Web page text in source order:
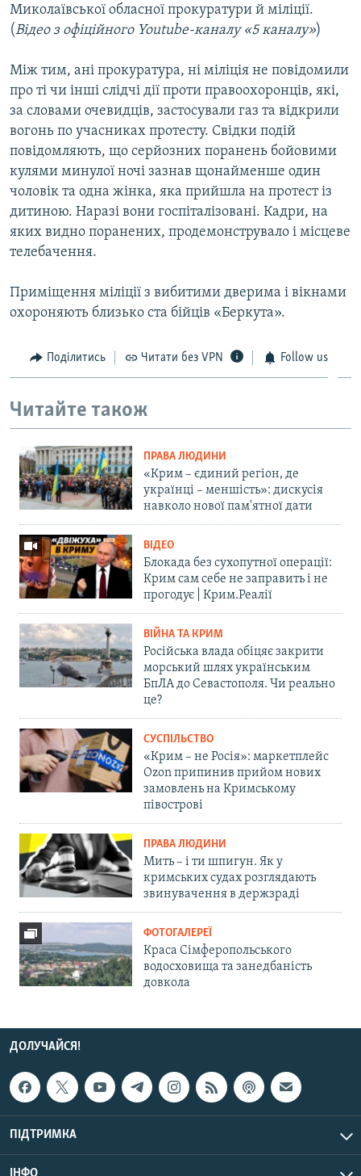
Миколаївської обласної прокуратури й міліції.
(Відео з офіційного Youtube-каналу «5 каналу»)
Між тим, ані прокуратура, ні міліція не повідомили
про ті чи інші слідчі дії проти правоохоронців, які,
за словами очевидців, застосували газ та відкрили
вогонь по учасниках протесту. Свідки подій
повідомляють, що серйозних поранень бойовими
кулями минулої ночі зазнав щонайменше один
чоловік та одна жінка, яка прийшла на протест із
дитиною. Наразі вони госпіталізовані. Кадри, на
яких видно поранених, продемонструвало і місцеве
телебачення.
Приміщення міліції з вибитими дверима і вікнами
охороняють близько ста бійців «Беркута».
Поділитись Читати без VPN Follow us
Читайте також
ПРАВА ЛЮДИНИ
«Крим – єдиний регіон, де
українці – меншість»: дискусія
навколо нової пам'ятної дати
ВІДЕО
Блокада без сухопутної операції:
Крим сам себе не заправить і не
прогодує | Крим.Реалії
ВІЙНА ТА КРИМ
Російська влада обіцяє закрити
морський шлях українським
БпЛА до Севастополя. Чи реально
це?
СУСПІЛЬСТВО
«Крим – не Росія»: маркетплейс
Ozon припинив прийом нових
замовлень на Кримському
півострові
ПРАВА ЛЮДИНИ
Мить – і ти шпигун. Як у
кримських судах розглядають
звинувачення в держзраді
ФОТОГАЛЕРЕЇ
Краса Сімферопольського
водосховища та занедбаність
довкола
ДОЛУЧАЙСЯ!
ПІДТРИМКА